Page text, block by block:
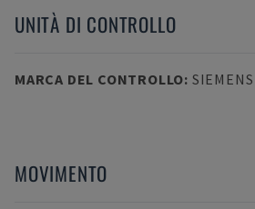
UNITÀ DI CONTROLLO
MARCA DEL CONTROLLO: SIEMENS
MOVIMENTO